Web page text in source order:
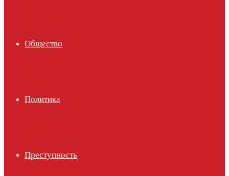
Общество
Политика
Преступность